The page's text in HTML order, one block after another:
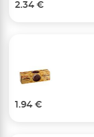
2.34 €
1.94 €